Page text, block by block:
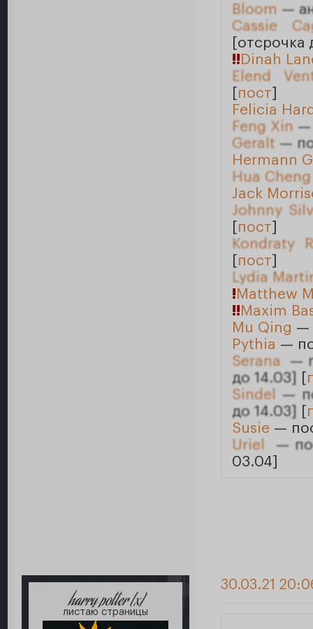
Bloom —
Cassie
[отсрочка
!! Dinah
Elend
пост
Felicia
Feng Xin —
Geralt —
Hermann
Hua Cheng
Jack
Johnny
пост
Kondraty
пост
Lydia
!Matthew
!!Maxim
Mu Qing —
Pythia —
Serana —
до 14.03]
Sindel
—
до 14.03]
Susie —
Uriel
—
03.04]
harry potter [x]
листаю страницы
30.03.21